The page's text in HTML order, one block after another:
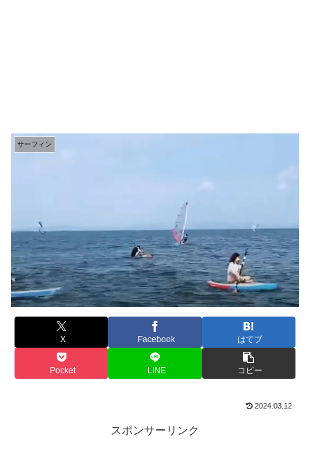
サーフィン
X Facebook はてブ
Pocket LINE コピー
2024.03.12
スポンサーリンク